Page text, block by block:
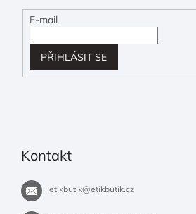
E-mail
PŘIHLÁSIT SE
Kontakt
etikbutik@etikbutik.cz